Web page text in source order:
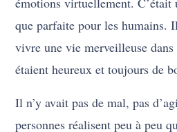
que parfaite pour les humains.
vivre une vie merveilleuse
étaient heureux et toujours de
Il n’y avait pas de mal, pas
personnes réalisent peu à peu